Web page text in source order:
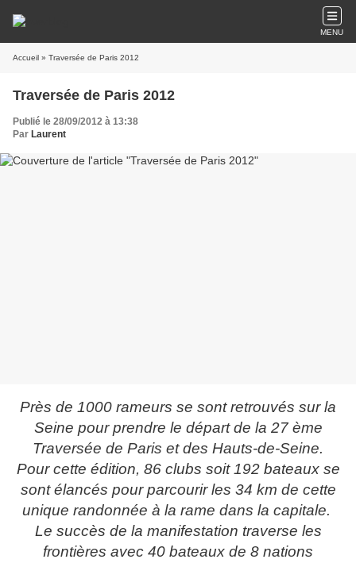
MENU
Accueil » Traversée de Paris 2012
Traversée de Paris 2012
Publié le 28/09/2012 à 13:38
Par Laurent
Près de 1000 rameurs se sont retrouvés sur la
Seine pour prendre le départ de la 27 ème
Traversée de Paris et des Hauts-de-Seine.
Pour cette édition, 86 clubs soit 192 bateaux se
sont élancés pour parcourir les 34 km de cette
unique randonnée à la rame dans la capitale.
Le succès de la manifestation traverse les
frontières avec 40 bateaux de 8 nations